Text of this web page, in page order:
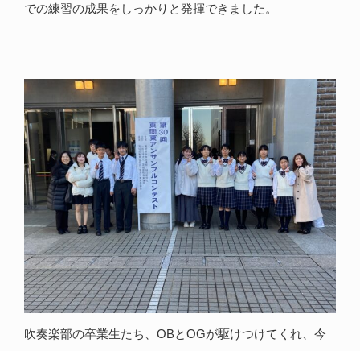
での練習の成果をしっかりと発揮できました。
吹奏楽部の卒業生たち、OBとOGが駆けつけてくれ、今